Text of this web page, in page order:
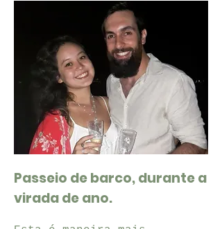
Passeio de barco, durante a
virada de ano.